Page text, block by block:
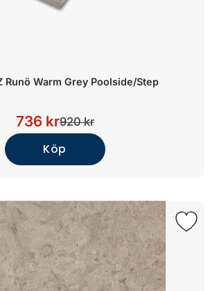
Runö Warm Grey Poolside/Step
736 kr920 kr
Köp